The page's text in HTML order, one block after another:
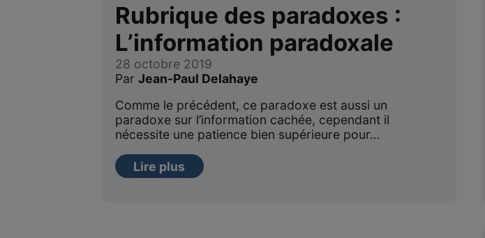
Rubrique des paradoxes :
L’information paradoxale
28 octobre 2019
Par Jean-Paul Delahaye
Comme le précédent, ce paradoxe est aussi un
paradoxe sur l’information cachée, cependant il
nécessite une patience bien supérieure pour…
Lire plus